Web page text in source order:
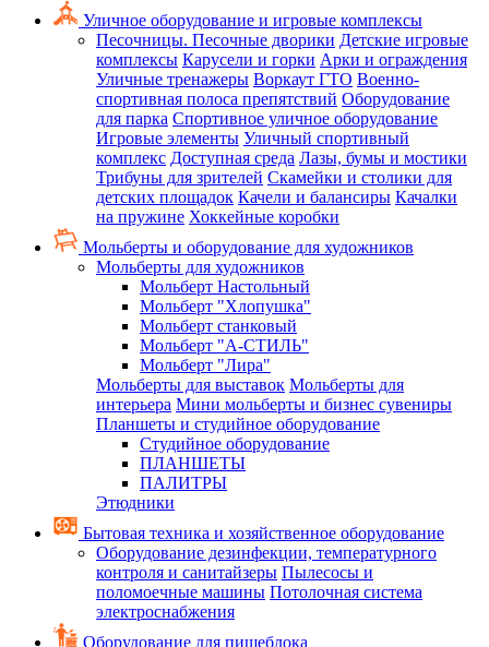
Уличное оборудование и игровые комплексы
Песочницы. Песочные дворики Детские игровые
комплексы Карусели и горки Арки и ограждения
Уличные тренажеры Воркаут ГТО Военно-
спортивная полоса препятствий Оборудование
для парка Спортивное уличное оборудование
Игровые элементы Уличный спортивный
комплекс Доступная среда Лазы, бумы и мостики
Трибуны для зрителей Скамейки и столики для
детских площадок Качели и балансиры Качалки
на пружине Хоккейные коробки
Мольберты и оборудование для художников
Мольберты для художников
Мольберт Настольный
Мольберт "Хлопушка"
Мольберт станковый
Мольберт "А-СТИЛЬ"
Мольберт "Лира"
Мольберты для выставок Мольберты для
интерьера Мини мольберты и бизнес сувениры
Планшеты и студийное оборудование
Студийное оборудование
ПЛАНШЕТЫ
ПАЛИТРЫ
Этюдники
Бытовая техника и хозяйственное оборудование
Оборудование дезинфекции, температурного
контроля и санитайзеры Пылесосы и
поломоечные машины Потолочная система
электроснабжения
Оборудование для пищеблока